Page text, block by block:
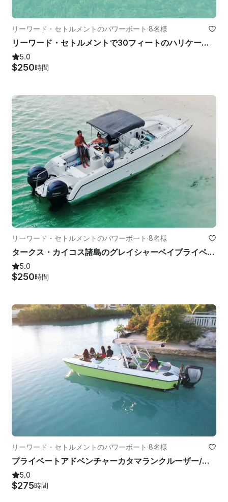
リーワード・セトルメントのパワーボート ·8名様
リーワード・セトルメントで30フィートのハリケーンをレンタルしよう
5.0
$250時間
リーワード・セトルメントのパワーボート ·8名様
タークス・カイコス諸島のグレイシャーベイプライベートボートチャーターツアー
5.0
$250時間
リーワード・セトルメントのパワーボート ·8名様
プライベートアドベンチャーカタマランクルーザー/アイランドホッパー
5.0
$275時間